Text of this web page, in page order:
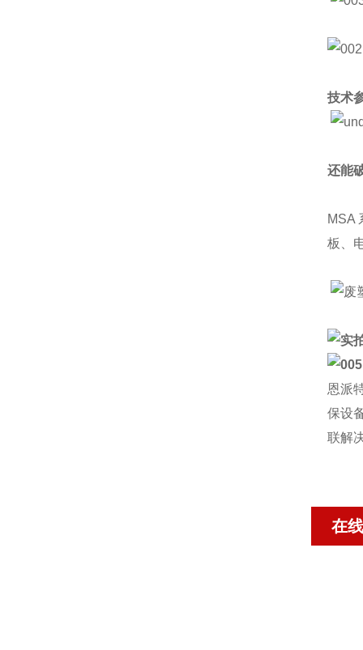
技术
还能
MSA
板、
恩派
保设
联解
在